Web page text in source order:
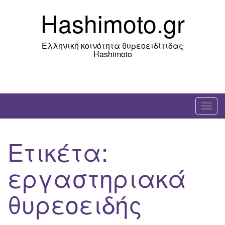
Hashimoto.gr
Ελληνική κοινότητα θυρεοειδίτιδας
Hashimoto
T
o
Ετικέτα:
εργαστηριακά
θυρεοειδής